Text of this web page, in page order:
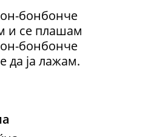
бонбонче
и се плашам
бонбонче
да ја лажам.